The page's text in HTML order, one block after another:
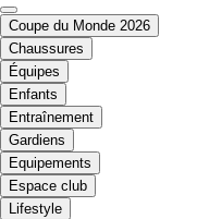
Coupe du Monde 2026
Chaussures
Équipes
Enfants
Entraînement
Gardiens
Equipements
Espace club
Lifestyle